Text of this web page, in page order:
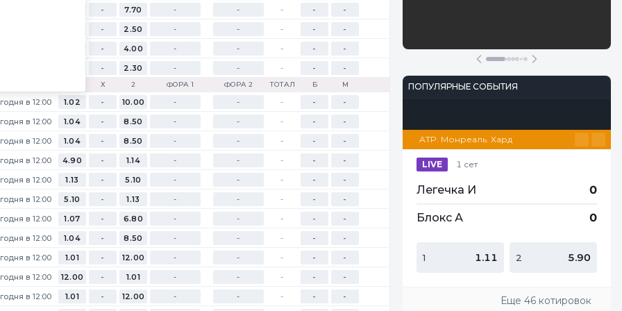
- 7.70 - - - -
-
- 2.50 - - - -
-
- 4.00 - - - -
-
- 2.30 - - - - -
Х 2 ФОРА 1 ФОРА 2 ТОТАЛ Б М
в 12:00 1.02 - 10.00 - - - -
-
в 12:00 1.04 - 8.50 - - - -
-
в 12:00 1.04 - 8.50 - - - -
-
в 12:00 4.90 - 1.14 - - - -
-
в 12:00 1.13 - 5.10 - - - -
-
в 12:00 5.10 - 1.13 - - - -
-
в 12:00 1.07 - 6.80 - - - -
-
в 12:00 1.04 - 8.50 - - - -
-
в 12:00 1.01 - 12.00 - - - -
-
в 12:00 12.00 - 1.01 - - - -
-
в 12:00 1.01 - 12.00 - - - -
-
ПОПУЛЯРНЫЕ СОБЫТИЯ
ATP. Монреаль. Хард
LIVE 1 сет
Легечка И 0
Блокс А 0
1 1.11 2 5.90
Еще 46 котировок
за карту